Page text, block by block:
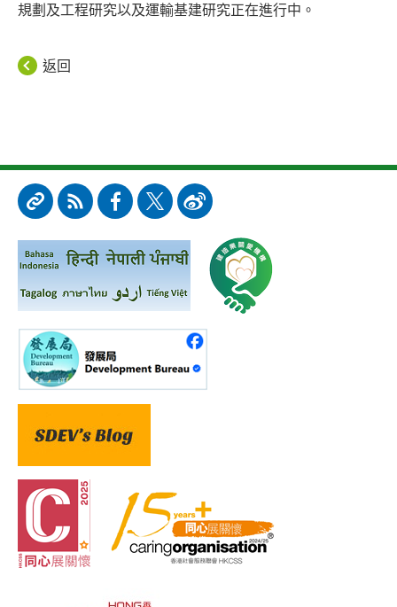
規劃及工程研究以及運輸基建研究正在進行中。
返回